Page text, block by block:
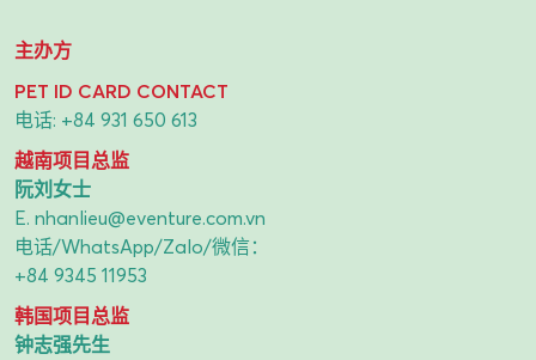
主办方
PET ID CARD CONTACT
电话: +84 931 650 613
越南项目总监
阮刘女士
E. nhanlieu@eventure.com.vn
电话/WhatsApp/Zalo/微信：
+84 9345 11953
韩国项目总监
钟志强先生